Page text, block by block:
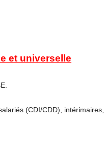
et universelle
(CDI/CDD), intérimaires,